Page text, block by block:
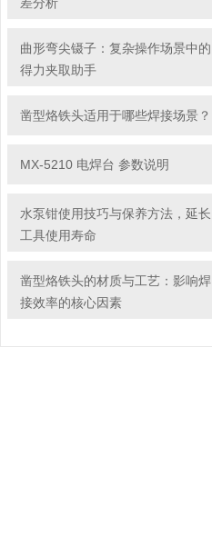
曲形弯尖镊子：复杂操作场景中的
得力夹取助手
凿型烙铁头适用于哪些焊接场景？
MX-5210 电焊台 参数说明
水泵钳使用技巧与保养方法，延长
工具使用寿命
凿型烙铁头的材质与工艺：影响焊
接效率的核心因素